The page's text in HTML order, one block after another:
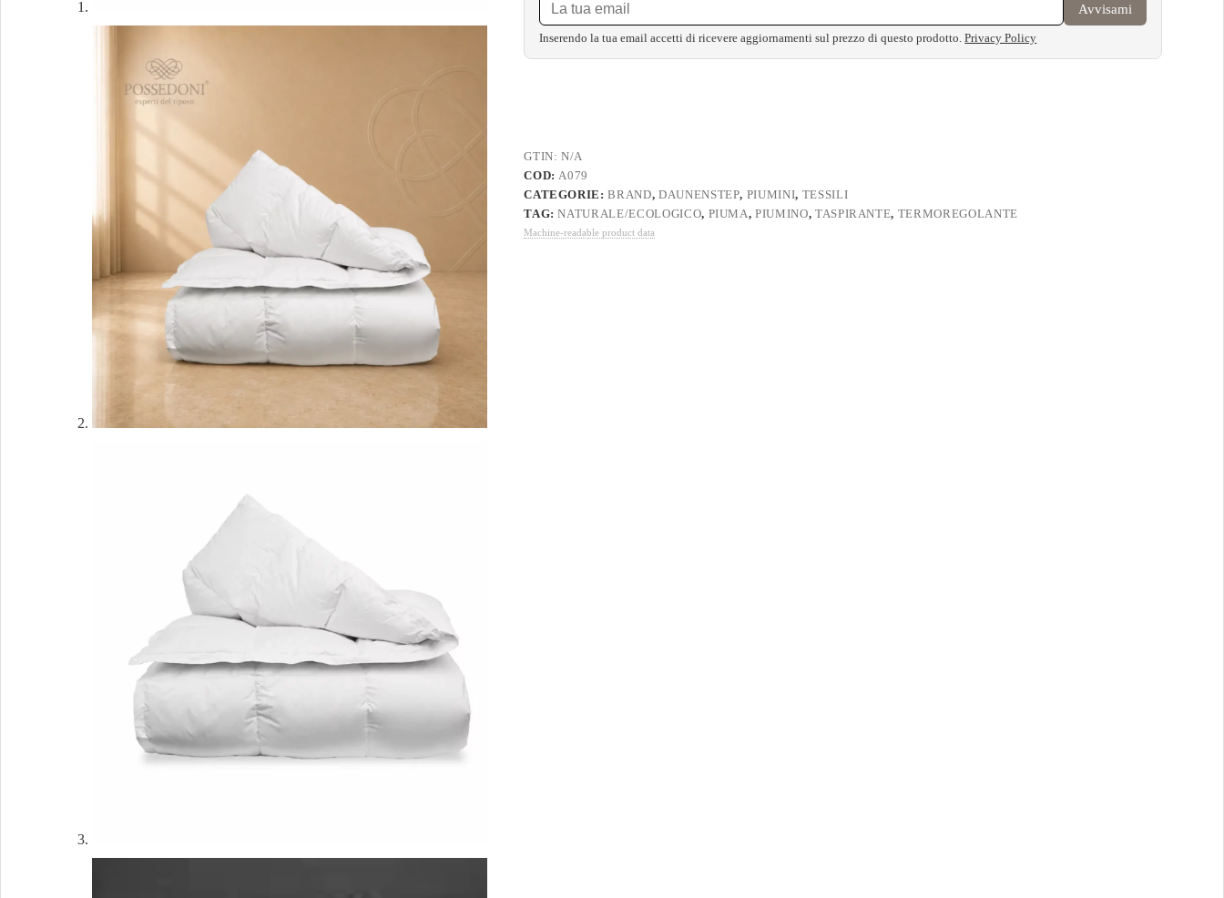
Avvisami
Inserendo la tua email accetti di ricevere aggiornamenti sul prezzo di questo prodotto.Privacy Policy
GTIN: N/A
COD:A079
CATEGORIE:BRAND, DAUNENSTEP, PIUMINI, TESSILI
TAG:NATURALE/ECOLOGICO, PIUMA,PIUMINO, TASPIRANTE, TERMOREGOLANTE
Machine-readable product data